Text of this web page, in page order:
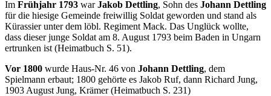
Im Frühjahr 1793 warJakob Dettling, Sohn des Johann Dettling
für die hiesige Gemeinde freiwillig Soldat geworden und stand als
Kürassier unter dem löbl. Regiment Mack. Das Unglück wollte,
dass dieser junge Soldat am 8. August 1793 beim Baden in Ungarn
ertrunken ist (Heimatbuch S. 51).
Vor 1800 wurde Haus-Nr. 46 von Johann Dettling, dem
Spielmann erbaut; 1800 gehörte es Jakob Ruf, dann Richard Jung,
1903 August Jung, Krämer (Heimatbuch S. 231)